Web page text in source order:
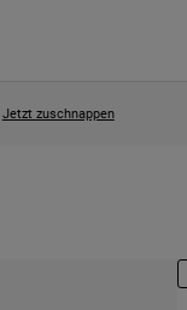
Jetzt zuschnappen